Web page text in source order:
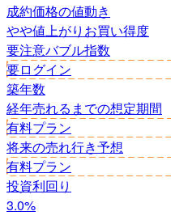
成約価格の値動き
やや値上がり お買い得度
要注意バブル指数
要ログイン
築年数
経年売れるまでの想定期間
有料プラン
将来の売れ行き予想
有料プラン
投資利回り
3.0%